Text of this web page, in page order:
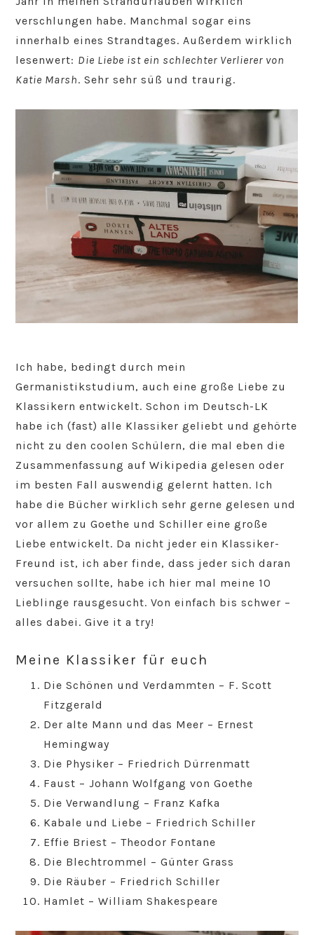
verschlungen habe. Manchmal sogar eins
innerhalb eines Strandtages. Außerdem wirklich
lesenwert: Die Liebe ist ein schlechter Verlierer von
Katie Marsh. Sehr sehr süß und traurig.
Ich habe, bedingt durch mein
Germanistikstudium, auch eine große Liebe zu
Klassikern entwickelt. Schon im Deutsch-LK
habe ich (fast) alle Klassiker geliebt und gehörte
nicht zu den coolen Schülern, die mal eben die
Zusammenfassung auf Wikipedia gelesen oder
im besten Fall auswendig gelernt hatten. Ich
habe die Bücher wirklich sehr gerne gelesen und
vor allem zu Goethe und Schiller eine große
Liebe entwickelt. Da nicht jeder ein Klassiker-
Freund ist, ich aber finde, dass jeder sich daran
versuchen sollte, habe ich hier mal meine 10
Lieblinge rausgesucht. Von einfach bis schwer –
alles dabei. Give it a try!
Meine Klassiker für euch
Die Schönen und Verdammten – F. Scott
Fitzgerald
Der alte Mann und das Meer – Ernest
Hemingway
Die Physiker – Friedrich Dürrenmatt
Faust – Johann Wolfgang von Goethe
Die Verwandlung – Franz Kafka
Kabale und Liebe – Friedrich Schiller
Effie Briest – Theodor Fontane
Die Blechtrommel – Günter Grass
Die Räuber – Friedrich Schiller
Hamlet – William Shakespeare